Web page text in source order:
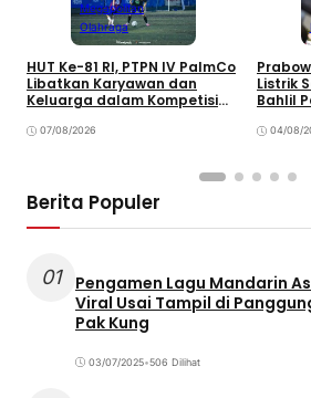
Megapolitan
Olahraga
HUT Ke-81 RI, PTPN IV PalmCo
Libatkan Karyawan dan
Keluarga dalam Kompetisi
07/08/2026
Listrik
Bahlil
04/08/
Berita Populer
01
Pengamen Lagu Mandarin
Viral Usai Tampil di
Pak Kung
03/07/2025•506 Dilihat